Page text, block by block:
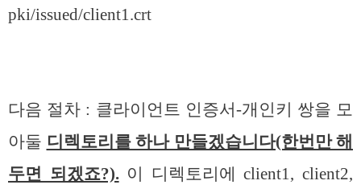
pki/issued/client1.crt
다음 절차 : 클라이언트 인증서-개인키 쌍을 모
아둘 디렉토리를 하나 만들겠습니다(한번만 해
두면 되겠죠?).이 디렉토리에 client1, client2,